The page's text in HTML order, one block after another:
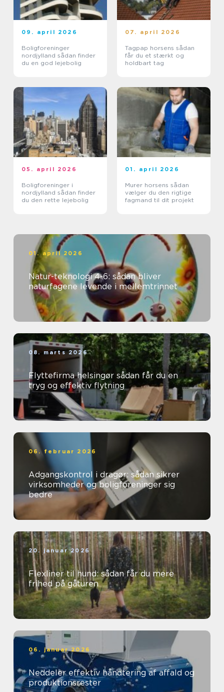
09. april 2026
Boligforeninger
nordjylland sådan finder
du en god lejebolig
07. april 2026
Tagpap horsens sådan
får du et stærkt og
holdbart tag
05. april 2026
Boligforeninger i
nordjylland sådan finder
du den rette lejebolig
01. april 2026
Murer horsens sådan
vælger du den rigtige
fagmand til dit projekt
01. april 2026
Natur-teknologi 4-6: sådan bliver
naturfagene levende i mellemtrinnet
08. marts 2026
Flyttefirma helsingør sådan får du en
tryg og effektiv flytning
06. februar 2026
Adgangskontrol i dragør: sådan sikrer
virksomheder og boligforeninger sig
bedre
20. januar 2026
Flexliner til hund: sådan får du mere
frihed på gåturen
06. januar 2026
Neddeler effektiv håndtering af affald og
produktionsrester